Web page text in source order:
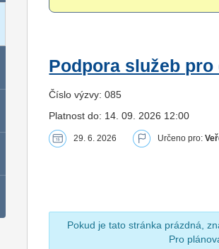
Podpora služeb
Číslo výzvy: 085
Platnost do: 14. 09. 2026 12:00
29. 6. 2026 Určeno pro:
Pokud je tato stránka prázdná,
Pro